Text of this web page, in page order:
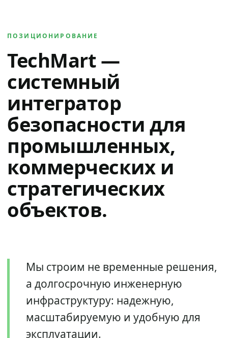
ПОЗИЦИОНИРОВАНИЕ
TechMart —
системный
интегратор
безопасности для
промышленных,
коммерческих и
стратегических
объектов.
Мы строим не временные решения,
а долгосрочную инженерную
инфраструктуру: надежную,
масштабируемую и удобную для
эксплуатации.